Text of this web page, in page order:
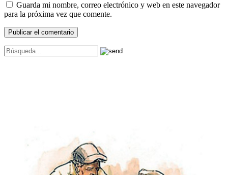
Guarda mi nombre, correo electrónico y web en este navegador
para la próxima vez que comente.